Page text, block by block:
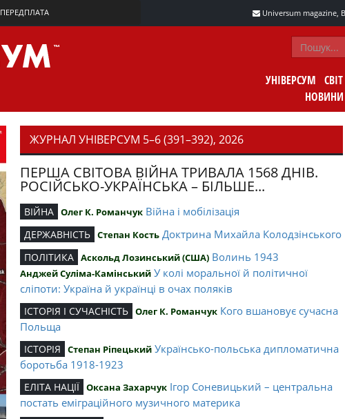
ПЕРЕДПЛАТА Universum magazine,
УНІВЕРСУМ
НОВИНИ
ЖУРНАЛ УНІВЕРСУМ 5–6 (391–392), 2026
ПЕРША СВІТОВА ВІЙНА ТРИВАЛА 1568 ДНІВ.
РОСІЙСЬКО-УКРАЇНСЬКА – БІЛЬШЕ...
ВІЙНА Олег К. Романчук Війна і мобілізація
ДЕРЖАВНІСТЬ Степан Кость Доктрина Михайла Колодзінського
ПОЛІТИКА Аскольд Лозинський (США) Волинь 1943
Анджей Суліма-Камінський У колі моральної й політичної
сліпоти: Україна й українці в очах поляків
ІСТОРІЯ І СУЧАСНІСТЬ Олег К. Романчук Кого вшановує сучасна
Польща
ІСТОРІЯ Степан Ріпецький Українсько-польська дипломатична
боротьба 1918-1923
ЕЛІТА НАЦІЇ Оксана Захарчук Ігор Соневицький – центральна
постать еміграційного музичного материка